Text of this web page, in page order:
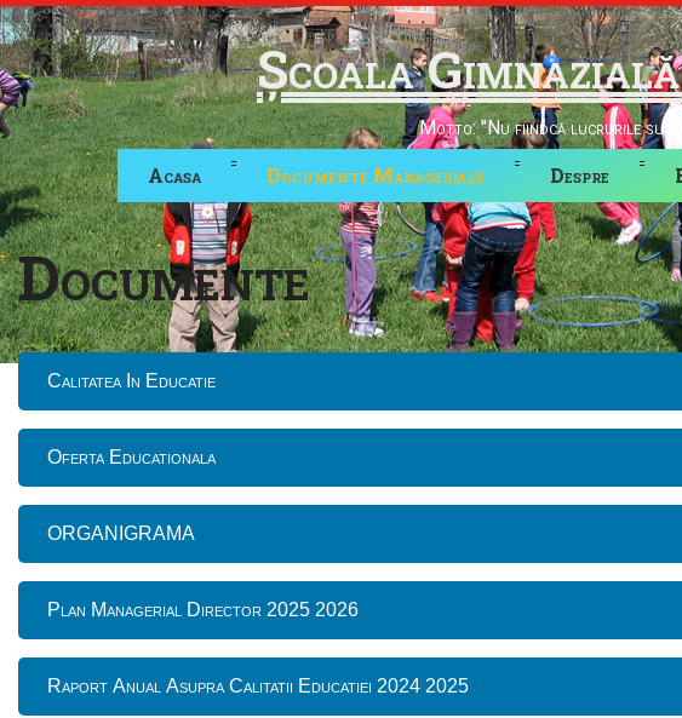
Școala
Motto: "Nu fiindcă lucrurile sunt
Acasa Documente Manageriale Despre
Documente
Calitatea In Educatie
Oferta Educationala
ORGANIGRAMA
Plan Managerial Director 2025 2026
Raport Anual Asupra Calitatii Educatiei 2024 2025